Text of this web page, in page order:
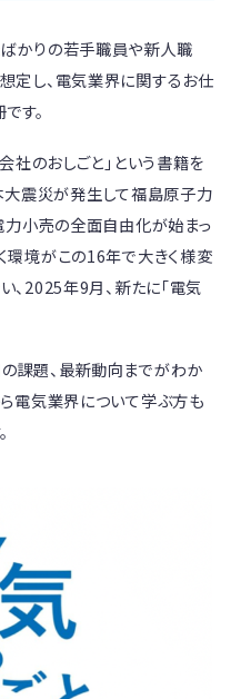
かりの若手職員や新人職
定し、電気業界に関するお仕
す。
のおしごと」という書籍を
大震災が発生して福島原子力
小売の全面自由化が始まっ
環境がこの16年で大きく様変
、2025年9月、新たに「電気
課題、最新動向までがわか
ら電気業界について学ぶ方も